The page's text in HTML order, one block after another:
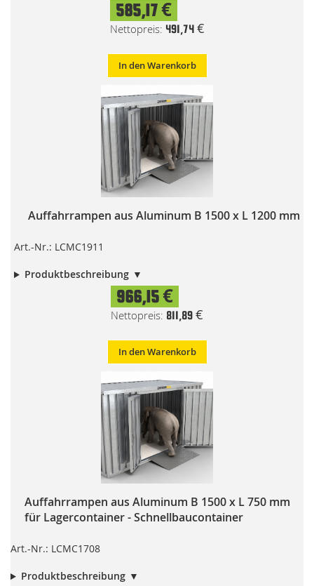
585,17 €
491,74 €
In den Warenkorb
Auffahrrampen aus Aluminum B 1500 x L 1200 mm
Art.-Nr.: LCMC1911
Produktbeschreibung
966,15 €
811,89 €
In den Warenkorb
Auffahrrampen aus Aluminum B 1500 x L 750 mm
für Lagercontainer - Schnellbaucontainer
Art.-Nr.: LCMC1708
Produktbeschreibung